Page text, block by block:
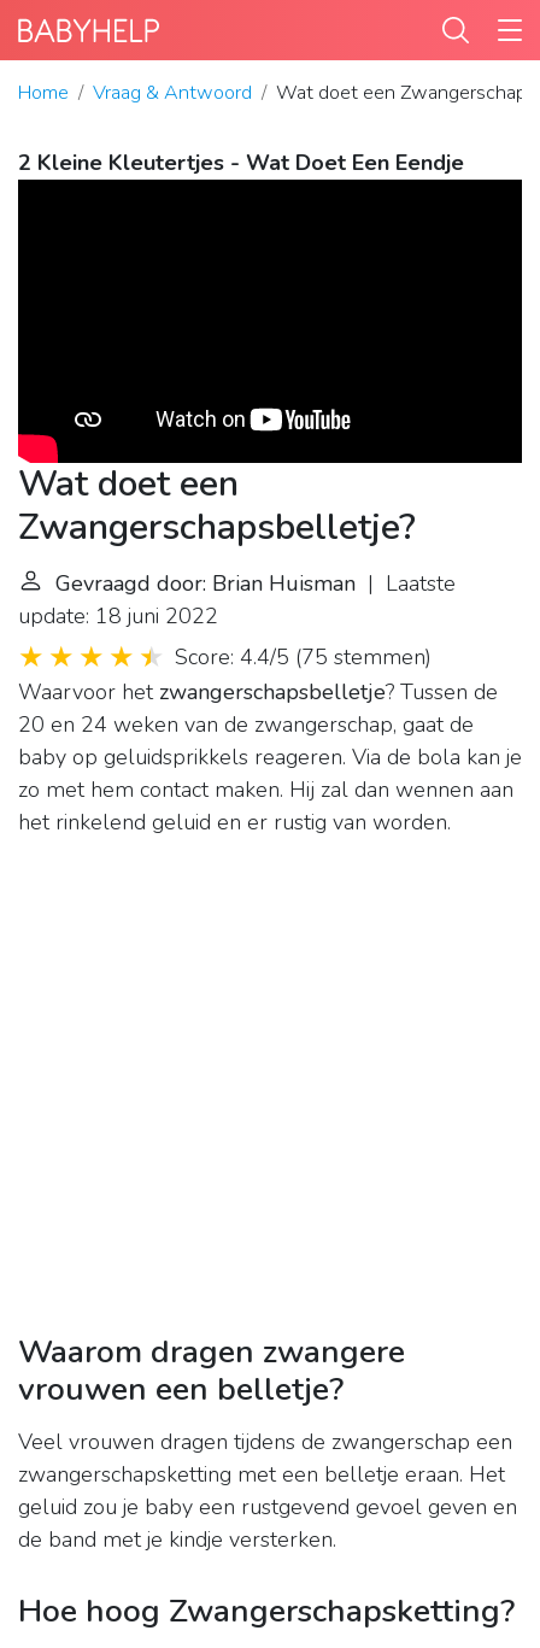
Home Vraag & Antwoord Wat doet een
2 Kleine Kleutertjes - Wat Doet Een Eendje
Wat doet een
Zwangerschapsbelletje?
Gevraagd door: Brian Huisman | Laatste
update: 18 juni 2022
Score: 4.4/5 (75 stemmen)
Waarvoor het zwangerschapsbelletje? Tussen de
20 en 24 weken van de zwangerschap, gaat de
baby op geluidsprikkels reageren. Via de bola kan je
zo met hem contact maken. Hij zal dan wennen aan
het rinkelend geluid en er rustig van worden.
Waarom dragen zwangere
vrouwen een belletje?
Veel vrouwen dragen tijdens de zwangerschap een
zwangerschapsketting met een belletje eraan. Het
geluid zou je baby een rustgevend gevoel geven en
de band met je kindje versterken.
Hoe hoog Zwangerschapsketting?